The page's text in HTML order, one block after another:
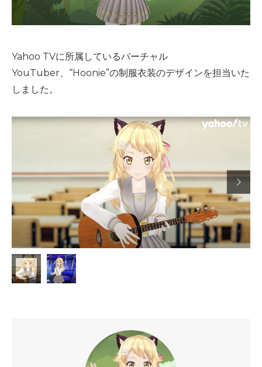
Yahoo TVに所属しているバーチャル
YouTuber、“Hoonie”の制服衣装のデザインを担当いた
しました。
